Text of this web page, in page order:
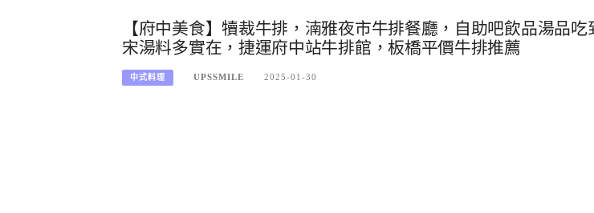
【府中美食】犢裁牛排，湳雅夜市牛排餐廳，自助吧飲品湯品吃
宋湯料多實在，捷運府中站牛排館，板橋平價牛排推薦
中式料理 UPSSMILE 2025-01-30